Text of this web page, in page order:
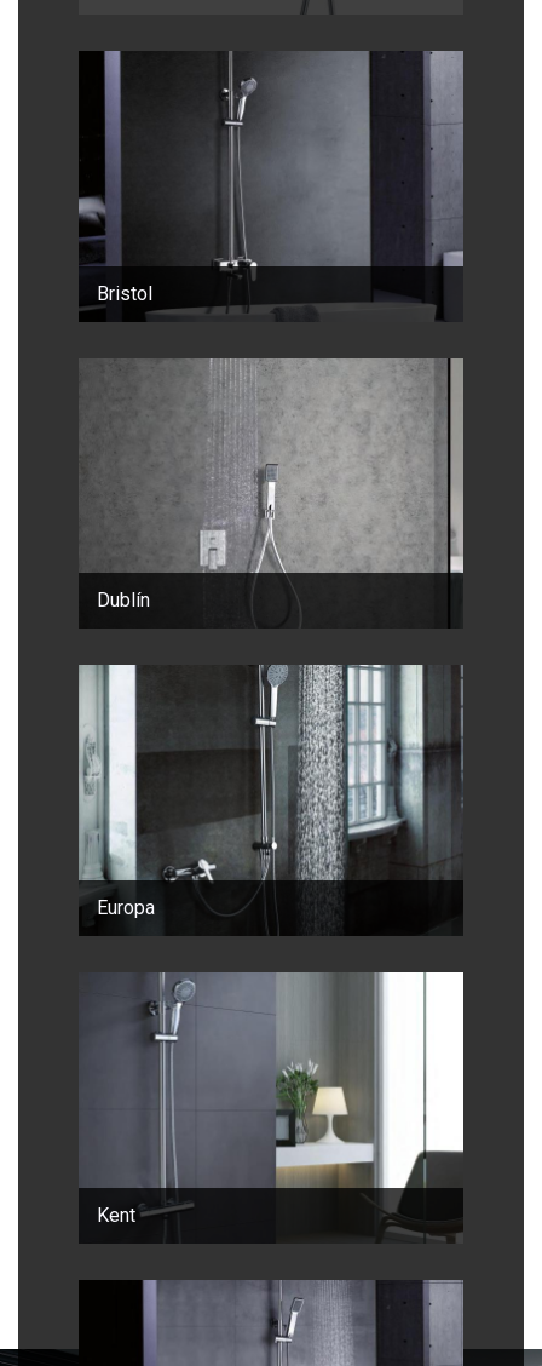
Bristol
Dublín
Europa
Kent